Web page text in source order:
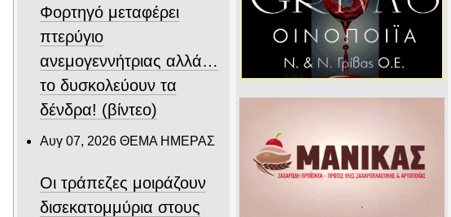
Φορτηγό μεταφέρει
πτερύγιο
ανεμογεννήτριας αλλά…
το δυσκολεύουν τα
δένδρα! (βίντεο)
Αυγ 07, 2026 ΘΕΜΑ ΗΜΕΡΑΣ
Οι τράπεζες μοιράζουν
δισεκατομμύρια στους